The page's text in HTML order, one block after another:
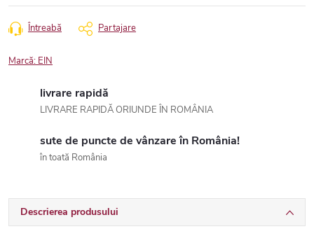
Întreabă Partajare
Marcă: EIN
livrare rapidă
LIVRARE RAPIDĂ ORIUNDE ÎN ROMÂNIA
sute de puncte de vânzare în România!
în toată România
Descrierea produsului